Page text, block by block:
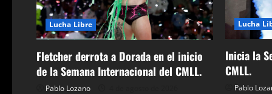
n
d
e
Lucha Libre
Fletcher derrota a Dorada en el inicio
de la Semana Internacional del CMLL.
Pablo Lozano
Lucha
Inicia la
CMLL.
Pablo